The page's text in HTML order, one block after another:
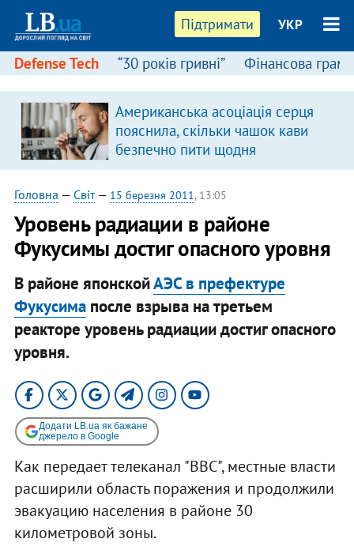
Підтримати УКР
Defense Tech “30 років гривні” Фінансова
Американська асоціація серця
пояснила, скільки чашок кави
безпечно пити щодня
Головна — Світ— 15 березня 2011, 13:05
Уровень радиации в районе
Фукусимы достиг опасного уровня
В районе японскойАЭС в префектуре
Фукусимапосле взрыва на третьем
реакторе уровень радиации достиг опасного
уровня.
Додати LB.ua як бажане
джерело в Google
Как передает телеканал "ВВС", местные власти
расширили область поражения и продолжили
эвакуацию населения в районе 30
километровой зоны.